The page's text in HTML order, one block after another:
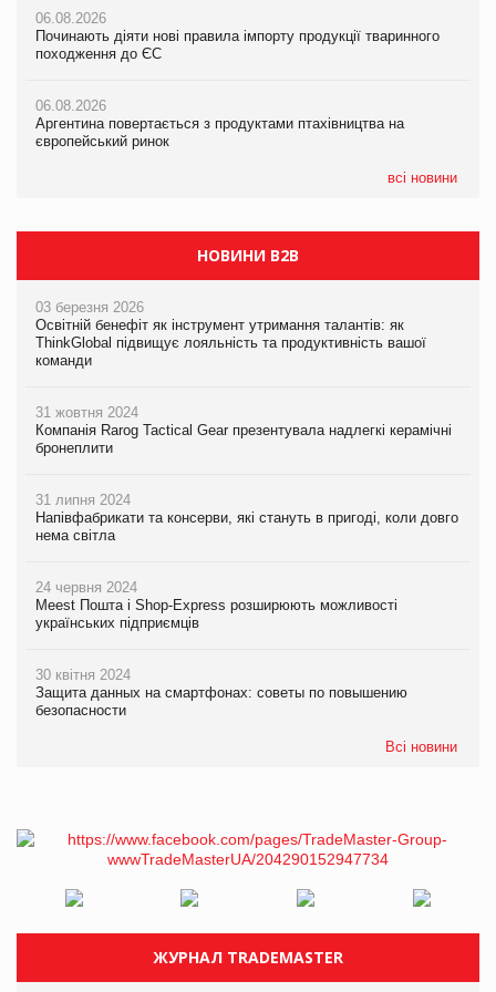
06.08.2026
Починають діяти нові правила імпорту продукції тваринного
походження до ЄС
06.08.2026
Аргентина повертається з продуктами птахівництва на
європейський ринок
всі новини
Російська атака 5 серпня стала одним із наймасштабніших
ударів по українському бізнесу за час повномасштабної війни
Смачне поповнення дитячого меню: у VARUS з’явилися
новинки від ТМ ТОКЕРИ
06.08.2026
Починають діяти нові правила імпорту продукції тваринного
походження до ЄС
06.08.2026
Аргентина повертається з продуктами птахівництва на
європейський ринок
НОВИНИ B2B
03 березня 2026
Освітній бенефіт як інструмент утримання талантів: як
ThinkGlobal підвищує лояльність та продуктивність вашої
команди
31 жовтня 2024
Компанія Rarog Tactical Gear презентувала надлегкі керамічні
бронеплити
31 липня 2024
Напівфабрикати та консерви, які стануть в пригоді, коли довго
нема світла
24 червня 2024
Meest Пошта і Shop-Express розширюють можливості
українських підприємців
30 квітня 2024
Защита данных на смартфонах: советы по повышению
безопасности
Всі новини
ЖУРНАЛ TRADEMASTER